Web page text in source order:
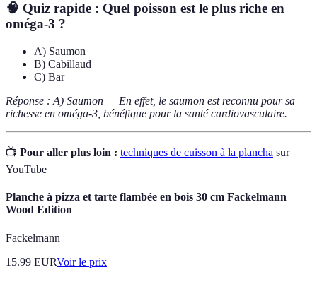
🧠 Quiz rapide : Quel poisson est le plus riche en
oméga-3 ?
A) Saumon
B) Cabillaud
C) Bar
Réponse : A) Saumon — En effet, le saumon est reconnu pour sa
richesse en oméga-3, bénéfique pour la santé cardiovasculaire.
📺 Pour aller plus loin : techniques de cuisson à la plancha sur
YouTube
Planche à pizza et tarte flambée en bois 30 cm Fackelmann
Wood Edition
Fackelmann
15.99 EURVoir le prix